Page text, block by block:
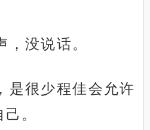
，没说话。
是很少程佳会允许
。